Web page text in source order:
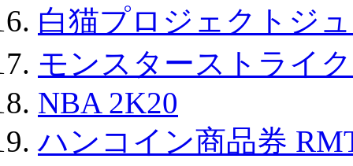
白猫プロジェクトジ
モンスターストライ
NBA 2K20
ハンコイン商品券